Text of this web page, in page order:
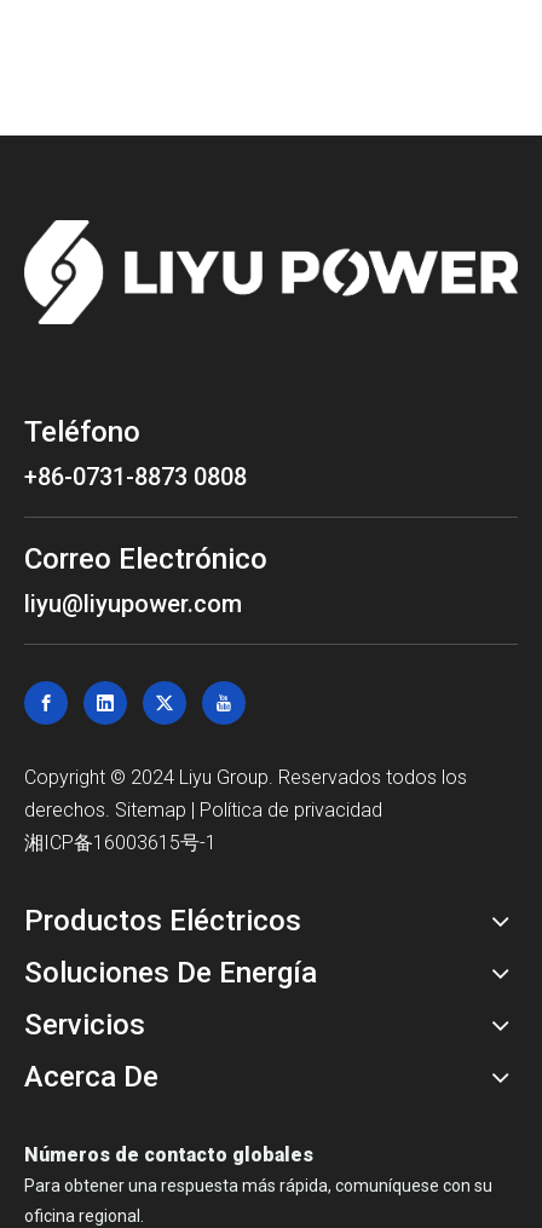
Teléfono
+86-0731-8873 0808
Correo Electrónico
liyu@liyupower.com
Copyright © 2024 Liyu Group. Reservados todos los
derechos. Sitemap | Política de privacidad
湘ICP备16003615号-1
Productos Eléctricos
Soluciones De Energía
Servicios
Acerca De
Números de contacto globales
Para obtener una respuesta más rápida, comuníquese con su
oficina regional.